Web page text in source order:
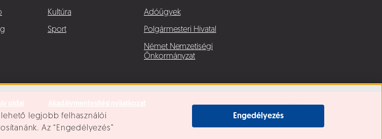
legjobb felhasználói
Az “Engedélyezés”
Engedélyezés
Kultúra
Sport
Adóügyek
Polgármesteri Hivatal
Német Nemzetiségi
Önkormányzat